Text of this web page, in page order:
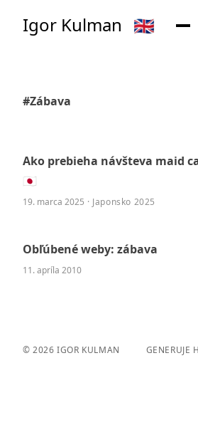
Igor Kulman 🇬🇧
#Zábava
Ako prebieha návšteva maid
🇯🇵
19. marca 2025 · Japonsko 2025
Obľúbené weby: zábava
11. apríla 2010
© 2026IGOR KULMAN GENERUJE